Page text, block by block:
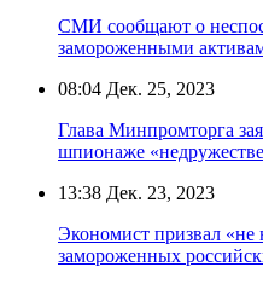
СМИ сообщают о
замороженными
08:04 Дек. 25, 2023
Глава Минпромторга
шпионаже
13:38 Дек. 23, 2023
Экономист призвал «не
замороженных